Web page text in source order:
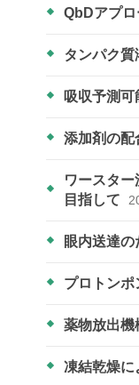
QbDアプ
タンパク
吸収予測
添加剤の配
ワースタ
目指して
眼内送達
プロトン
薬物放出
凍結乾燥に